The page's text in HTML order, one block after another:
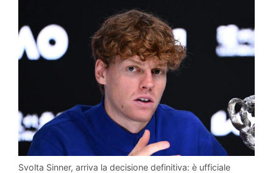
Svolta Sinner, arriva la decisione definitiva: è ufficiale